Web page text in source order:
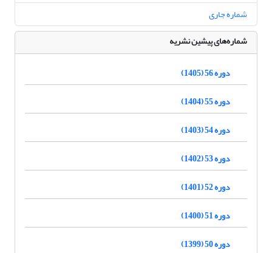
شماره جاری
شماره‌های پیشین نشریه
دوره 56 (1405)
دوره 55 (1404)
دوره 54 (1403)
دوره 53 (1402)
دوره 52 (1401)
دوره 51 (1400)
دوره 50 (1399)